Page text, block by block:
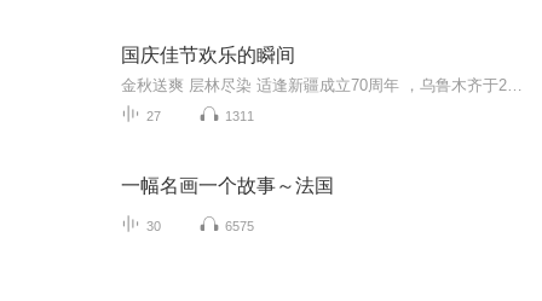
国庆佳节欢乐的瞬间
27 1311
一幅名画一个故事～法国
30 6575